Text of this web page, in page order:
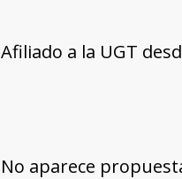
Afiliado a la UGT
No aparece